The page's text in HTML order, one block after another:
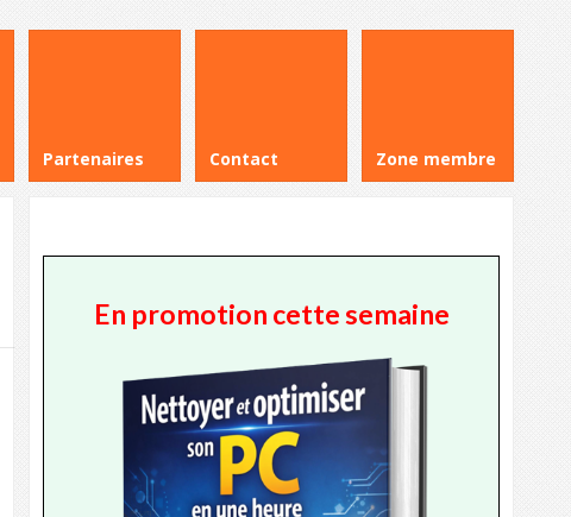
Partenaires Contact Zone membre
En promotion cette semaine